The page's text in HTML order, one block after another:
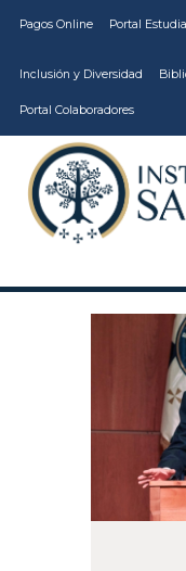
Pagos Online Portal
Inclusión y Diversidad
Portal Colaboradores
VIDA
VCM